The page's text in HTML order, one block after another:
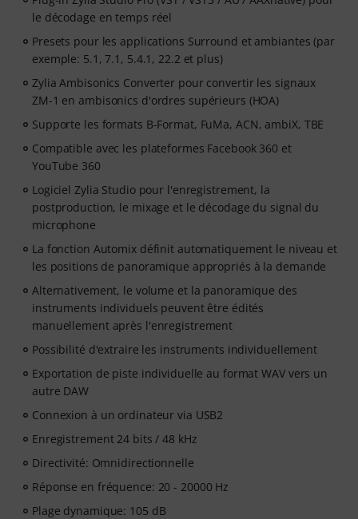
le décodage en temps réel
Presets pour les applications Surround et ambiantes (par
exemple: 5.1, 7.1, 5.4.1, 22.2 et plus)
Zylia Ambisonics Converter pour convertir les signaux
ZM-1 en ambisonics d'ordres supérieurs (HOA)
Supporte les formats B-Format, FuMa, ACN, ambiX, TBE
Compatible avec les plateformes Facebook 360 et
YouTube 360
Logiciel Zylia Studio pour l'enregistrement, la
postproduction, le mixage et le décodage du signal du
microphone
La fonction Automix définit automatiquement le niveau et
les positions de panoramique appropriés à la demande
Alternativement, le volume et la panoramique des
instruments individuels peuvent être édités
manuellement après l'enregistrement
Possibilité d'extraire les instruments individuellement
Exportation de piste individuelle au format WAV vers un
autre DAW
Connexion à un ordinateur via USB2
Enregistrement 24 bits / 48 kHz
Directivité: Omnidirectionnelle
Réponse en fréquence: 20 - 20000 Hz
Plage dynamique: 105 dB